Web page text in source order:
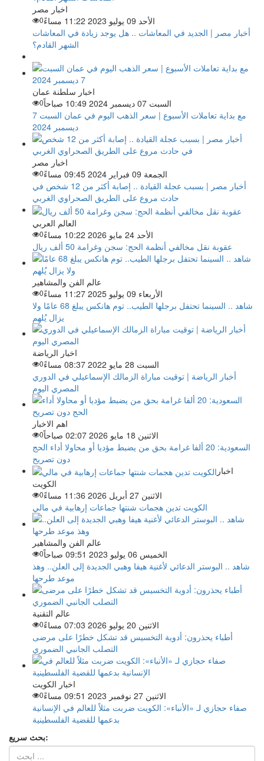
اخبار مصر
الأحد 09 يوليو 2023 11:22 مساءً
0
أخبار مصر | الجديد في المعاشات .. هل يوجد زيادة في المعاشات
الشهر القادم؟
اخبار سلطنة عمان
السبت 07 ديسمبر 2024 10:49 صباحاً
0
مع بداية تعاملات الأسبوع | سعر الذهب اليوم في عمان السبت 7
ديسمبر 2024
اخبار مصر
الجمعة 09 فبراير 2024 09:45 مساءً
0
أخبار مصر | بسبب عجلة القيادة .. إصابة أكثر من 12 شخص في
حادث مروع على الطريق الصحراوي الغربي
العالم العربي
الأحد 24 مايو 2026 10:22 مساءً
0
عقوبة نقل مخالفي أنظمة الحج: سجن وغرامة 50 ألف ريال
عالم الفن والمشاهير
الأربعاء 09 يوليو 2025 11:27 مساءً
0
شاهد .. السينما تحتفل برجلها الطيب.. توم هانكس يبلغ 68 عامًا ولا
يزال يُلهم
اخبار الرياضة
السبت 28 مايو 2022 08:37 مساءً
0
أخبار الرياضة | توقيت مباراة الزمالك الإسماعيلي في الدوري
المصري اليوم
اهم الاخبار
الاثنين 18 مايو 2026 02:07 صباحاً
0
السعودية: 20 ألفا غرامة بحق من يضبط مؤديا أو محاولا أداء الحج
دون تصريح
اخبار
الكويت
الاثنين 27 أبريل 2026 11:36 مساءً
0
الكويت تدين هجمات شنتها جماعات إرهابية في مالي
عالم الفن والمشاهير
الخميس 06 يوليو 2023 09:51 صباحاً
0
شاهد .. البوستر الدعائي لأغنية هيفا وهبي الجديدة إلى العلن.. وهذ
موعد طرحها
عالم التقنية
الاثنين 20 يوليو 2026 07:03 مساءً
0
أطباء يحذرون: أدوية التخسيس قد تشكل خطرًا على مرضى
التصلب الجانبي الضموري
اخبار الكويت
الاثنين 27 نوفمبر 2023 09:51 مساءً
0
صفاء حجازي لـ «الأنباء»: الكويت ضربت مثلاً للعالم في الإنسانية
بدعمها للقضية الفلسطينية
بحث سريع: